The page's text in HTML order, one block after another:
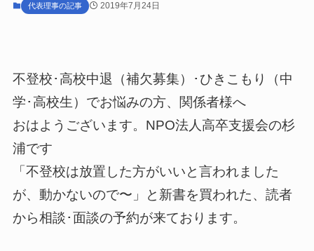
代表理事の記事 2019年7月24日
不登校･高校中退（補欠募集）･ひきこもり（中
学･高校生）でお悩みの方、関係者様へ
おはようございます。NPO法人高卒支援会の杉
浦です
「不登校は放置した方がいいと言われました
が、動かないので〜」と新書を買われた、読者
から相談･面談の予約が来ております。